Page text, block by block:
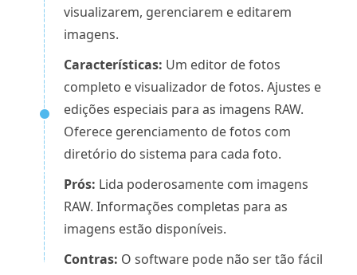
visualizarem, gerenciarem e editarem
imagens.
Características: Um editor de fotos
completo e visualizador de fotos. Ajustes e
edições especiais para as imagens RAW.
Oferece gerenciamento de fotos com
diretório do sistema para cada foto.
Prós: Lida poderosamente com imagens
RAW. Informações completas para as
imagens estão disponíveis.
Contras: O software pode não ser tão fácil